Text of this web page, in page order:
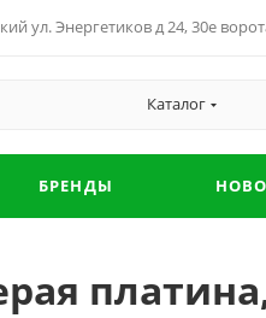
ул. Энергетиков д 24, 30е
Каталог
БРЕНДЫ